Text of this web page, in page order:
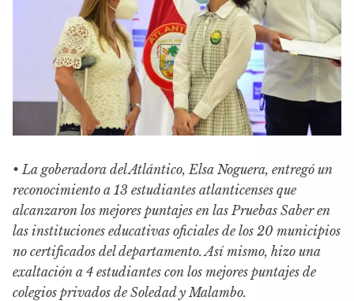
• La goberadora del Atlántico, Elsa Noguera, entregó un
reconocimiento a 13 estudiantes atlanticenses que
alcanzaron los mejores puntajes en las Pruebas Saber en
las instituciones educativas oficiales de los 20 municipios
no certificados del departamento. Así mismo, hizo una
exaltación a 4 estudiantes con los mejores puntajes de
colegios privados de Soledad y Malambo.